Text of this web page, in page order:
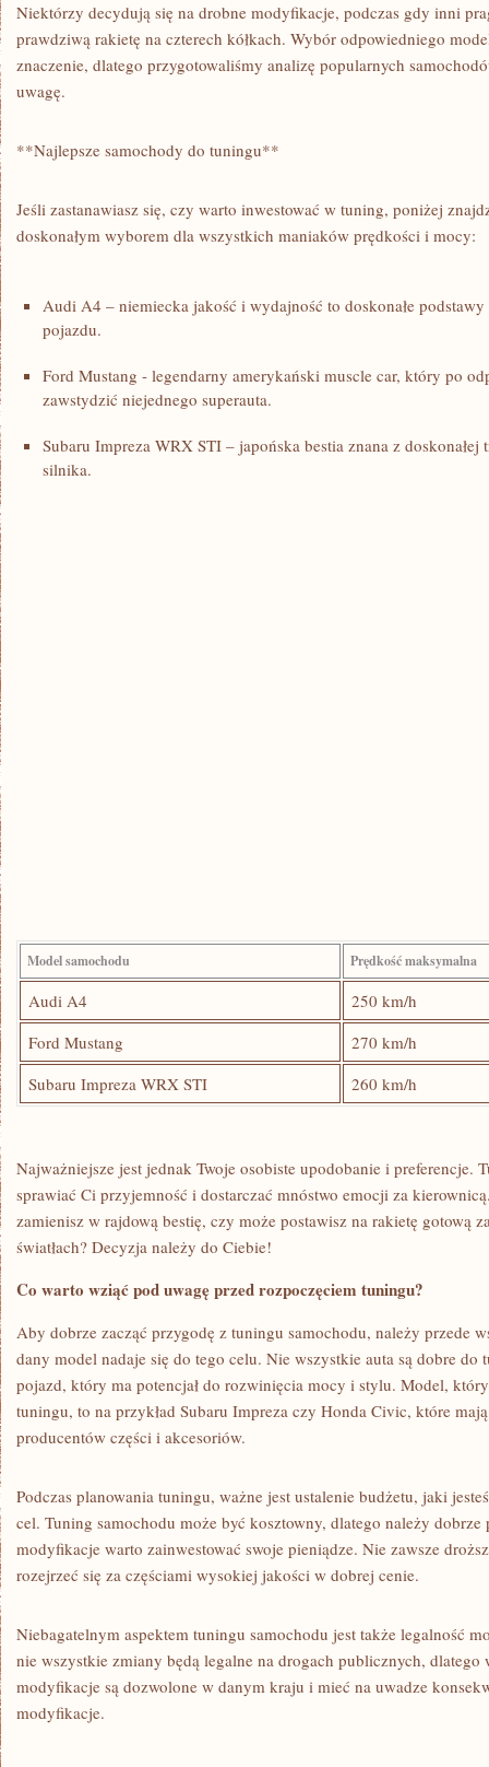
⁣Niektórzy decydują się na drobne modyfikacje, podczas gdy‌ inni
⁤prawdziwą rakietę na czterech kółkach. Wybór odpowiedniego
znaczenie, dlatego przygotowaliśmy analizę ⁣popularnych
uwagę.
**Najlepsze samochody do tuningu**
Jeśli zastanawiasz się, czy warto inwestować w tuning, poniżej
doskonałym wyborem ‍dla wszystkich maniaków ​prędkości i ⁢mocy:
Audi A4‍ – niemiecka jakość i wydajność to doskonałe
‌pojazdu.
Ford Mustang ‌- legendarny amerykański muscle car, który po​
zawstydzić niejednego superauta.
Subaru Impreza​ WRX STI – japońska bestia znana z
silnika.
Model samochodu Prędkość maksymalna
Audi A4
250 ⁣km/h
Ford Mustang
270 km/h
Subaru Impreza WRX STI
260 km/h
Najważniejsze jest jednak Twoje osobiste upodobanie i preferencje.
sprawiać Ci przyjemność ⁢i dostarczać⁢ mnóstwo emocji za
zamienisz w rajdową bestię, czy​ może postawisz na rakietę ​gotową
światłach? Decyzja ⁢należy do Ciebie!
Co warto wziąć pod uwagę przed rozpoczęciem tuningu?
Aby dobrze zacząć przygodę z ⁣tuningu⁢ samochodu, należy przede
dany model nadaje się do tego celu. Nie wszystkie auta są dobre
pojazd, który ma ⁣potencjał do⁤ rozwinięcia mocy i stylu.‌ Model,
‍tuningu, to‍ na ⁤przykład ​Subaru Impreza czy Honda Civic, które
producentów​ części i ‌akcesoriów.
Podczas planowania tuningu, ważne jest ‌ustalenie ⁢budżetu, jaki
cel. Tuning samochodu⁤ może być kosztowny,⁤ dlatego należy
modyfikacje warto ‍zainwestować swoje pieniądze. Nie​ zawsze
rozejrzeć ⁤się za częściami wysokiej jakości w dobrej cenie.
Niebagatelnym aspektem tuningu⁣ samochodu jest ⁣także legalność
nie ​wszystkie zmiany ​będą⁢ legalne na‍ drogach publicznych, dlatego
modyfikacje ⁤są dozwolone​ w danym kraju i mieć na uwadze​
modyfikacje.